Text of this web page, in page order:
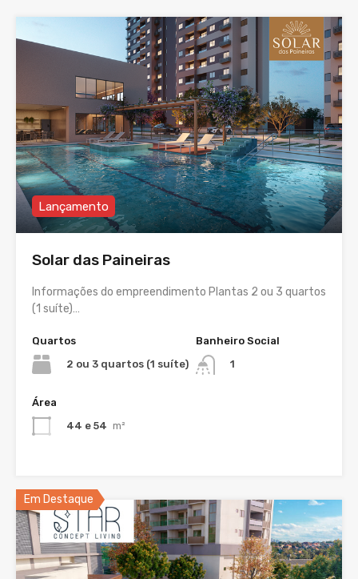
Lançamento
Solar das Paineiras
Informações do empreendimento Plantas 2 ou 3 quartos
(1 suíte)…
Quartos
2 ou 3 quartos (1 suíte)
Banheiro Social
1
Área
44 e 54 m²
Em Destaque